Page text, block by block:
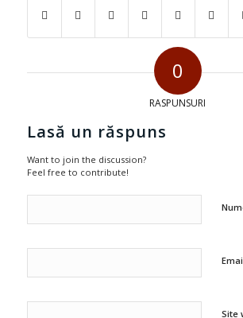
0
RASPUNSURI
Lasă un răspuns
Want to join the discussion?
Feel free to contribute!
Site